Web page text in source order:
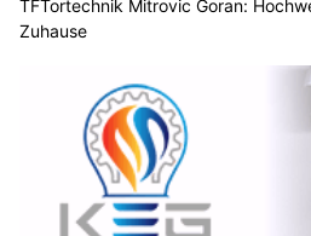
TFTortechnik Mitrovic Goran:
Zuhause